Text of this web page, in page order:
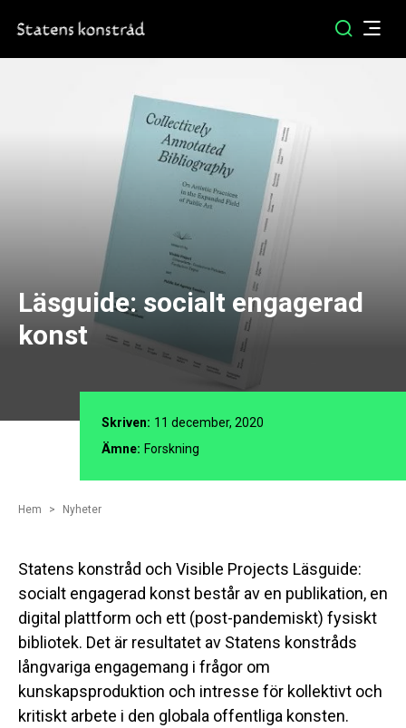
Läsguide: socialt engagerad
konst
Skriven: 11 december, 2020
Ämne: Forskning
Hem Nyheter
Statens konstråd och Visible Projects Läsguide:
socialt engagerad konst består av en publikation, en
digital plattform och ett (post-pandemiskt) fysiskt
bibliotek. Det är resultatet av Statens konstråds
långvariga engagemang i frågor om
kunskapsproduktion och intresse för kollektivt och
kritiskt arbete i den globala offentliga konsten.